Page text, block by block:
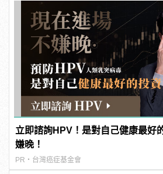
立即諮詢HPV！是對自己健康最好
嫌晚！
PR・台灣癌症基金會